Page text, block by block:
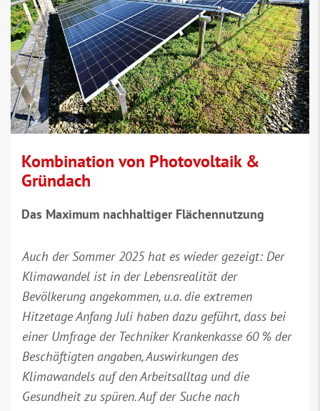
Kombination von Photovoltaik &
Gründach
Das Maximum nachhaltiger Flächennutzung
Auch der Sommer 2025 hat es wieder gezeigt: Der
Klimawandel ist in der Lebensrealität der
Bevölkerung angekommen, u.a. die extremen
Hitzetage Anfang Juli haben dazu geführt, dass bei
einer Umfrage der Techniker Krankenkasse 60 % der
Beschäftigten angaben, Auswirkungen des
Klimawandels auf den Arbeitsalltag und die
Gesundheit zu spüren. Auf der Suche nach